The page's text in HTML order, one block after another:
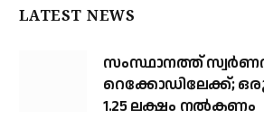
LATEST NEWS
സംസ്ഥാനത്ത്
റെക്കോഡിലേക്ക്;
1.25 ലക്ഷം നല്‍കണം